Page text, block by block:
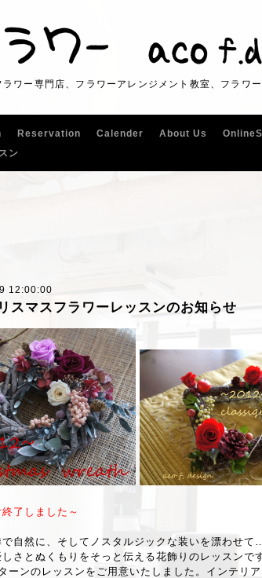
ワー専門店、フラワーアレンジメント教室、フラワ
Reservation Calender About Us
ン
12:00:00
スマスフラワーレッスンのお知らせ
了しました～
自然に、そしてノスタルジックな装いを漂わせて…
さとぬくもりをそっと伝える花飾りのレッスンで
ーンのレッスンをご用意いたしました。インテリ